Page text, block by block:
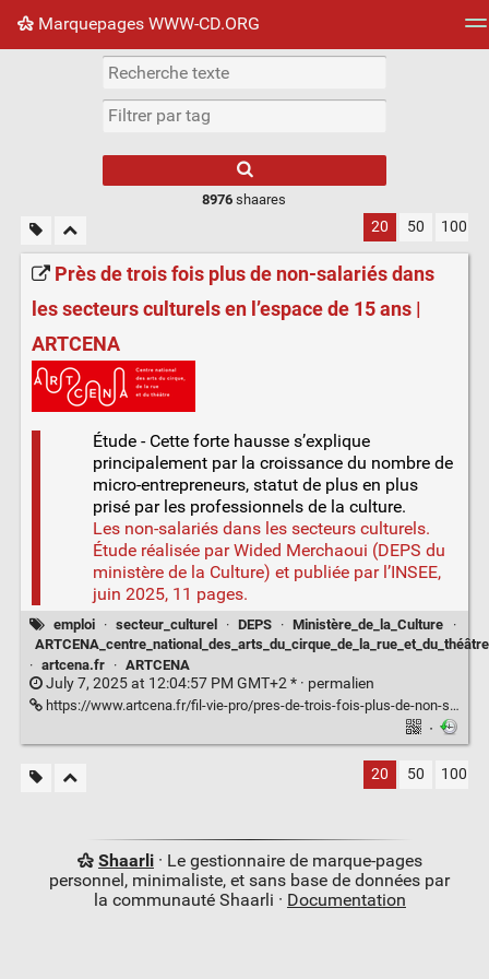
Marquepages WWW-CD.ORG
Nuage de tags Mur d'images
8976 shaares
20 50 100
Près de trois fois plus de non-salariés dans
les secteurs culturels en l’espace de 15 ans |
ARTCENA
Étude - Cette forte hausse s’explique
principalement par la croissance du nombre de
micro-entrepreneurs, statut de plus en plus
prisé par les professionnels de la culture.
Les non-salariés dans les secteurs culturels.
Étude réalisée par Wided Merchaoui (DEPS du
ministère de la Culture) et publiée par l’INSEE,
juin 2025, 11 pages.
emploi · secteur_culturel · DEPS · Ministère_de_la_Culture
·
ARTCENA_centre_national_des_arts_du_cirque_de_la_rue_et_du_théâtre
· artcena.fr · ARTCENA
July 7, 2025 at 12:04:57 PM GMT+2 * · permalien
https://www.artcena.fr/fil-vie-pro/pres-de-trois-fois-plus-de-non-salaries-dans-les-secteurs-culturels-en-lespace-de-15
·
20 50 100
Shaarli· Le gestionnaire de marque-pages
personnel, minimaliste, et sans base de données par
la communauté Shaarli · Documentation